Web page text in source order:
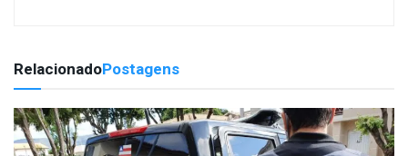
RelacionadoPostagens